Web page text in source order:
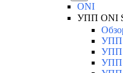
ONI
УПП ONI
УПП
УПП
УПП